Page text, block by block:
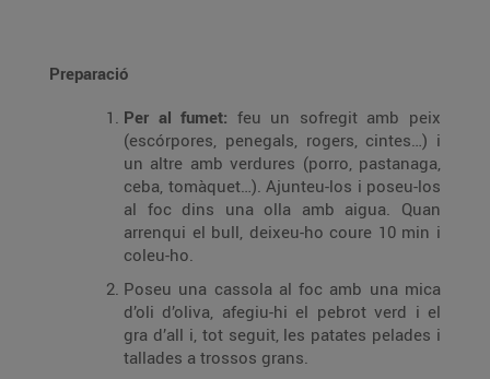
Preparació
Per al fumet: feu un sofregit amb peix
(escórpores, penegals, rogers, cintes…) i
un altre amb verdures (porro, pastanaga,
ceba, tomàquet…). Ajunteu-los i poseu-los
al foc dins una olla amb aigua. Quan
arrenqui el bull, deixeu-ho coure 10 min i
coleu-ho.
Poseu una cassola al foc amb una mica
d’oli d’oliva, afegiu-hi el pebrot verd i el
gra d’all i, tot seguit, les patates pelades i
tallades a trossos grans.